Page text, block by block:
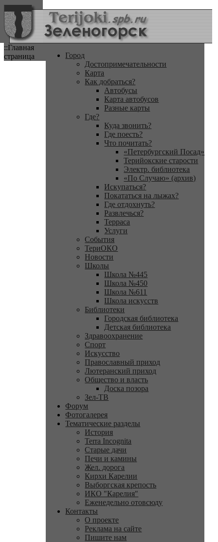
::Главная
страница
Город
Достопримечательности
Карта
Как добраться?
Автобусы
Карта автобусов
Разные карты
Где?
Куда звонить?
Где поесть?
Что почитать?
«Петербургский Посад»
Терийокские старости
Электр. библиотека
«По Случаю» (архив)
Искупаться?
Покататься на лыжах?
Где отдохнуть?
Развлечься?
Терраса
Услуги
События
ТериОКО
Новости
Школы
Школа №445
Школа №450
Школа №611
Школа искусств
Библиотеки
Городская библиотека
Детская библиотека
Здравоохранение
Спорт
Искусство
Православный приход
Лютеранский приход
Общество и власть
Доска позора
Зел-ТВ
Форум
Фотогалерея
Тематические разделы
История
Terra Incognita
Старые дачи
Печи и камины
Жел. дорога
Кирхи Карелии
Выборгская крепость
ИКО "Карелия"
Еженедельно отовсюду
Контакты
О проекте
Реклама на сайте
Пишите нам